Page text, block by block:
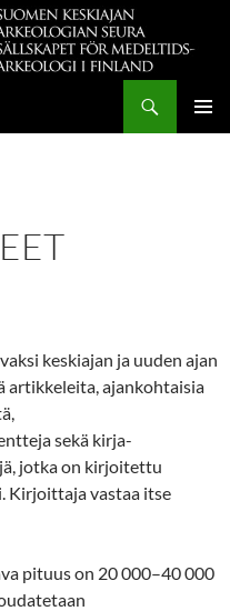
keskiajan ja uuden ajan
artikkeleita, ajankohtaisia
sekä kirja-
jotka on kirjoitettu
Kirjoittaja vastaa itse
pituus on 20 000–40 000